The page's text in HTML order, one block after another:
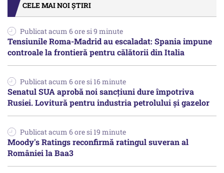
CELE MAI NOI ȘTIRI
Publicat acum 6 ore si 9 minute
Tensiunile Roma-Madrid au escaladat: Spania impune
controale la frontieră pentru călătorii din Italia
Publicat acum 6 ore si 16 minute
Senatul SUA aprobă noi sancțiuni dure împotriva
Rusiei. Lovitură pentru industria petrolului și gazelor
Publicat acum 6 ore si 19 minute
Moody's Ratings reconfirmă ratingul suveran al
României la Baa3